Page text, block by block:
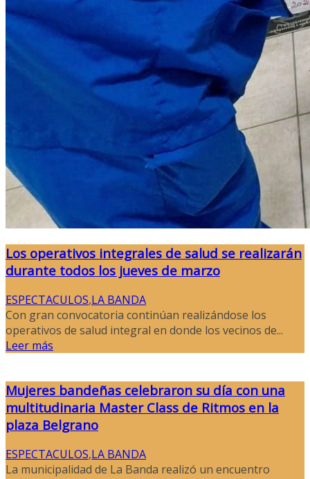
Los operativos integrales de salud se realizarán
durante todos los jueves de marzo
ESPECTACULOS,LA BANDA
Con gran convocatoria continúan realizándose los
operativos de salud integral en donde los vecinos de...
Leer más
Mujeres bandeñas celebraron su día con una
multitudinaria Master Class de Ritmos en la
plaza Belgrano
ESPECTACULOS,LA BANDA
La municipalidad de La Banda realizó un encuentro